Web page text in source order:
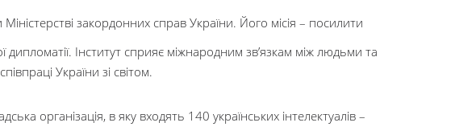
закордонних справ України. Його місія – посилити
Інститут сприяє міжнародним зв’язкам між людьми та
України зі світом.
організація, в яку входять 140 українських інтелектуалів –